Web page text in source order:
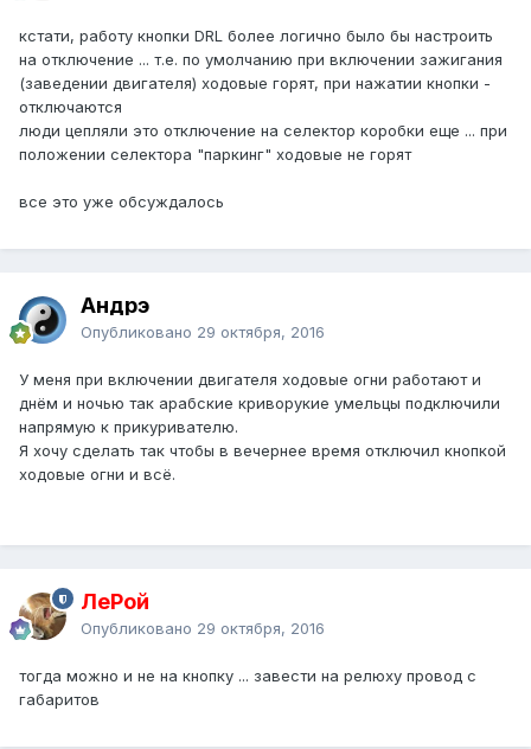
кстати, работу кнопки DRL более логично было бы настроить
на отключение ... т.е. по умолчанию при включении зажигания
(заведении двигателя) ходовые горят, при нажатии кнопки -
отключаются
люди цепляли это отключение на селектор коробки еще ... при
положении селектора "паркинг" ходовые не горят
все это уже обсуждалось
Андрэ
Опубликовано 29 октября, 2016
У меня при включении двигателя ходовые огни работают и
днём и ночью так арабские криворукие умельцы подключили
напрямую к прикуривателю.
Я хочу сделать так чтобы в вечернее время отключил кнопкой
ходовые огни и всё.
ЛеРой
Опубликовано 29 октября, 2016
тогда можно и не на кнопку ... завести на релюху провод с
габаритов